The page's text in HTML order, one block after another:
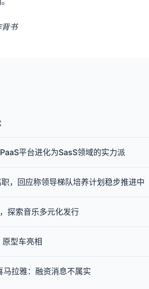
书
平台进化为SasS领域的实力派
，回应称领导梯队培养计划稳步推进中
探索音乐多元化发行
型车亮相
拉雅：融资消息不属实